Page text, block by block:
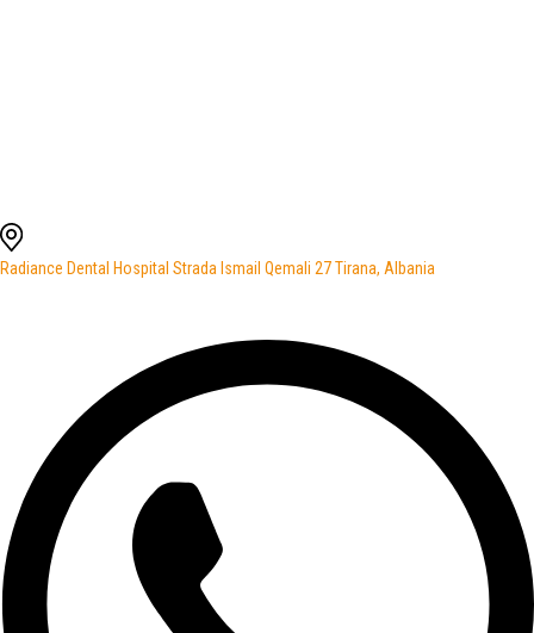
Radiance Dental Hospital Strada Ismail Qemali 27 Tirana, Albania